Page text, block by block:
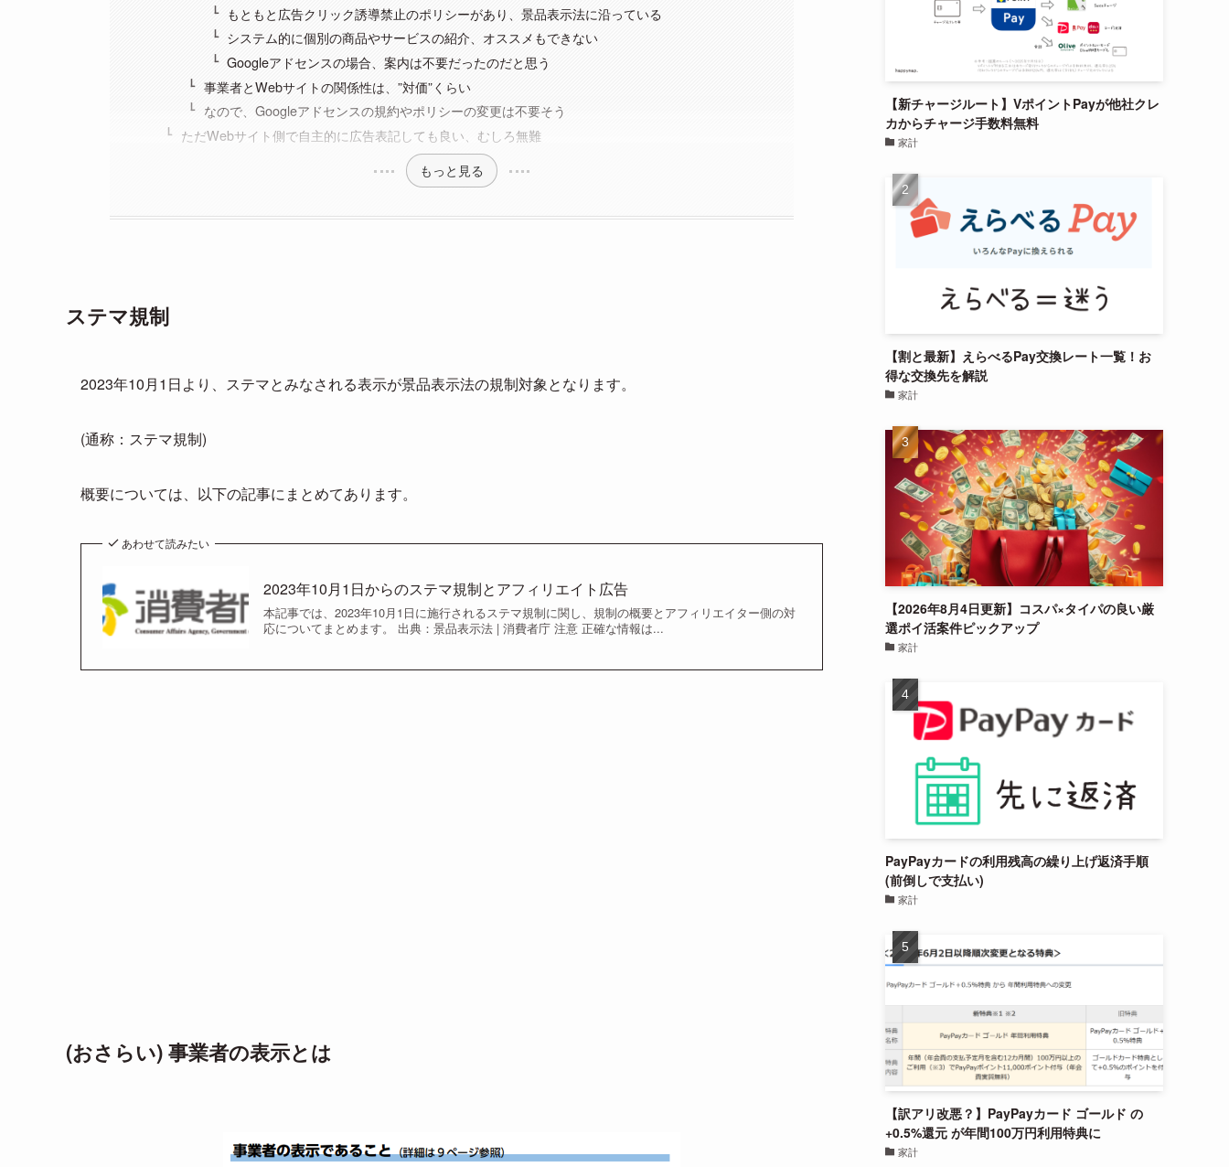
もともと広告クリック誘導禁止のポリシーがあり、景品表示法に沿っている
システム的に個別の商品やサービスの紹介、オススメもできない
Googleアドセンスの場合、案内は不要だったのだと思う
事業者とWebサイトの関係性は、”対価”くらい
なので、Googleアドセンスの規約やポリシーの変更は不要そう
ただWebサイト側で自主的に広告表記しても良い、むしろ無難
もっと見る
ステマ規制
2023年10月1日より、ステマとみなされる表示が景品表示法の規制対象となります。
(通称：ステマ規制)
概要については、以下の記事にまとめてあります。
あわせて読みたい
2023年10月1日からのステマ規制とアフィリエイト広告
本記事では、2023年10月1日に施行されるステマ規制に関し、規制の概要とアフィリエイター側の対
応についてまとめます。 出典：景品表示法 | 消費者庁 注意 正確な情報は...
(おさらい) 事業者の表示とは
【新チャージルート】VポイントPayが他社クレ
カからチャージ手数料無料
家計
【割と最新】えらべるPay交換レート一覧！お
得な交換先を解説
家計
【2026年8月4日更新】コスパ×タイパの良い厳
選ポイ活案件ピックアップ
家計
PayPayカードの利用残高の繰り上げ返済手順
(前倒しで支払い)
家計
【訳アリ改悪？】PayPayカード ゴールド の
+0.5%還元 が年間100万円利用特典に
家計